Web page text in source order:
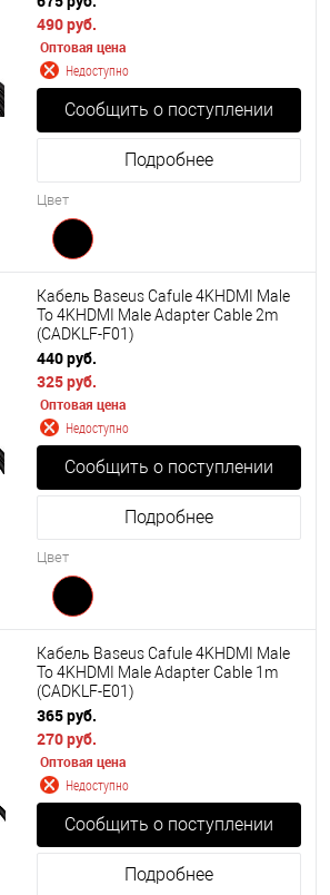
490 руб.
Оптовая цена
Недоступно
Сообщить о поступлении
Подробнее
Цвет
Кабель Baseus Cafule 4KHDMI Male
To 4KHDMI Male Adapter Cable 2m
(CADKLF-F01)
440 руб.
325 руб.
Оптовая цена
Недоступно
Сообщить о поступлении
Подробнее
Цвет
Кабель Baseus Cafule 4KHDMI Male
To 4KHDMI Male Adapter Cable 1m
(CADKLF-E01)
365 руб.
270 руб.
Оптовая цена
Недоступно
Сообщить о поступлении
Подробнее